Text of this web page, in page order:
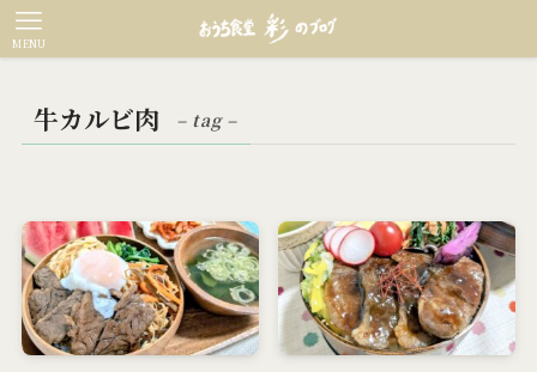
MENU
牛カルビ肉 – tag –